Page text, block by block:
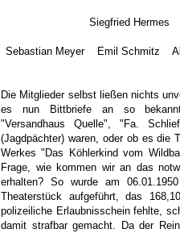
Siegfried
Sebastian Meyer Emil Schmitz
Die Mitglieder selbst ließen nichts
es nun Bittbriefe an so
"Versandhaus Quelle", "Fa.
(Jagdpächter) waren, oder ob es die
Werkes "Das Köhlerkind vom
Frage, wie kommen wir an das
erhalten? So wurde am
Theaterstück aufgeführt, das
polizeiliche Erlaubnisschein fehlte,
damit strafbar gemacht. Da der